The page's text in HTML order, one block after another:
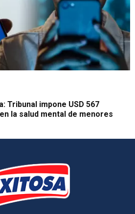
Tribunal impone USD 567
la salud mental de menores